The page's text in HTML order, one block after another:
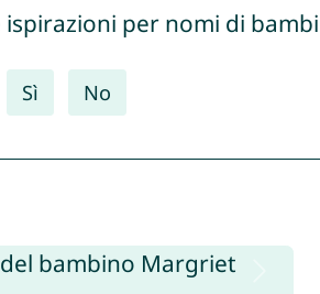
per nomi di
Sì No